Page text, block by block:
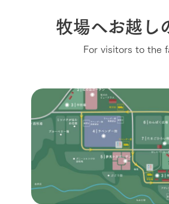
牧場へお越し
For visitors to the